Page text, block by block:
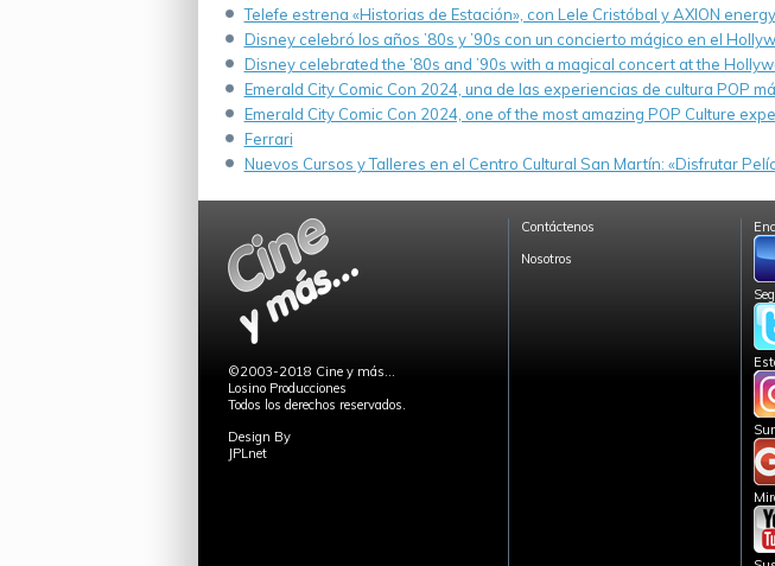
Telefe estrena «Historias de Estación», con Lele Cristóbal y AXION energy.
Disney celebró los años ’80s y ’90s con un concierto mágico en el
Disney celebrated the ’80s and ’90s with a magical concert at the
Emerald City Comic Con 2024, una de las experiencias de cultura POP
Emerald City Comic Con 2024, one of the most amazing POP Culture
Ferrari
Nuevos Cursos y Talleres en el Centro Cultural San Martín: «Disfrutar
©2003-2018 Cine y más...
Losino Producciones
Todos los derechos reservados.
Design By
JPLnet
Contáctenos
Nosotros